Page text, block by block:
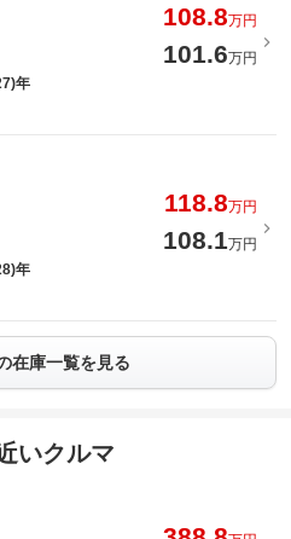
108.8万円
101.6万円
年
118.8万円
108.1万円
年
在庫一覧を見る
いクルマ